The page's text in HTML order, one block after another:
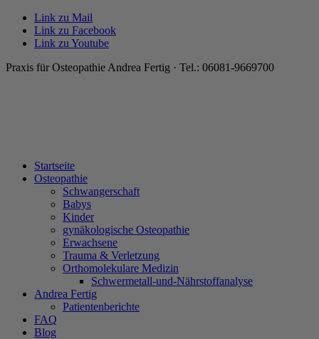
Link zu Mail
Link zu Facebook
Link zu Youtube
Praxis für Osteopathie Andrea Fertig · Tel.: 06081-9669700
Startseite
Osteopathie
Schwangerschaft
Babys
Kinder
gynäkologische Osteopathie
Erwachsene
Trauma & Verletzung
Orthomolekulare Medizin
Schwermetall-und-Nährstoffanalyse
Andrea Fertig
Patientenberichte
FAQ
Blog